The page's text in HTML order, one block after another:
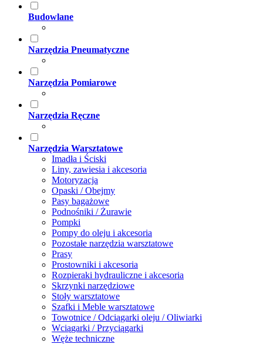
Budowlane
Narzędzia Pneumatyczne
Narzędzia Pomiarowe
Narzędzia Ręczne
Narzędzia Warsztatowe
Imadła i Ściski
Liny, zawiesia i akcesoria
Motoryzacja
Opaski / Obejmy
Pasy bagażowe
Podnośniki / Żurawie
Pompki
Pompy do oleju i akcesoria
Pozostałe narzędzia warsztatowe
Prasy
Prostowniki i akcesoria
Rozpieraki hydrauliczne i akcesoria
Skrzynki narzędziowe
Stoły warsztatowe
Szafki i Meble warsztatowe
Towotnice / Odciągarki oleju / Oliwiarki
Wciągarki / Przyciągarki
Węże techniczne